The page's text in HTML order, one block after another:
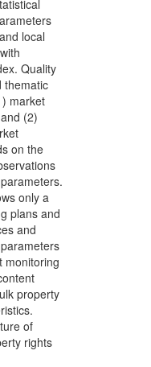
local
Quality
thematic
market
(2)
on the
only a
plans and
and
monitoring
property
of
rights